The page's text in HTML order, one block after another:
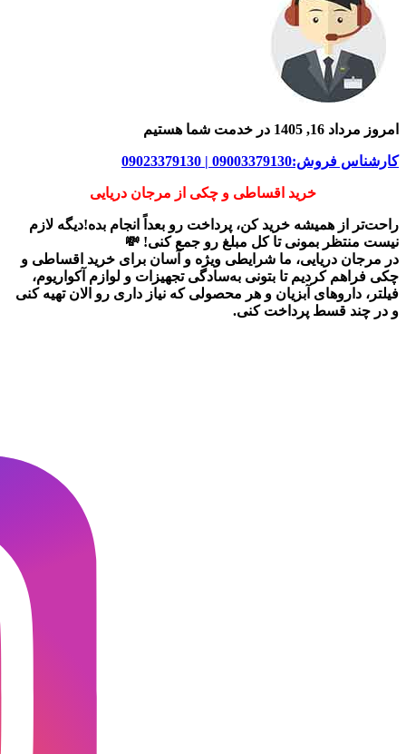
امروز مرداد 16, 1405 در خدمت شما هستیم
کارشناس فروش:09003379130 | 09023379130
خرید اقساطی و چکی از مرجان دریایی
راحت‌تر از همیشه خرید کن، پرداخت رو بعداً انجام بده!دیگه لازم
نیست منتظر بمونی تا کل مبلغ رو جمع کنی! 💸
در مرجان دریایی، ما شرایطی ویژه و آسان برای خرید اقساطی و
چکی فراهم کردیم تا بتونی به‌سادگی تجهیزات و لوازم آکواریوم،
فیلتر، داروهای آبزیان و هر محصولی که نیاز داری رو الان تهیه کنی
و در چند قسط پرداخت کنی.